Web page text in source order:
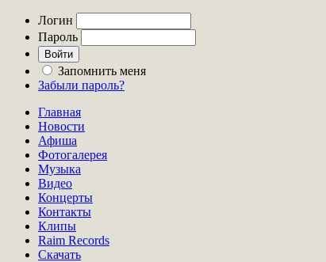
Логин
Пароль
Запомнить меня
Забыли пароль?
Главная
Новости
Афиша
Фотогалерея
Музыка
Видео
Концерты
Контакты
Клипы
Raim Records
Скачать